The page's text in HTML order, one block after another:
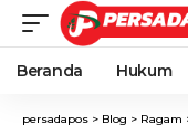
Beranda Hukum
persadapos > Blog > Ragam